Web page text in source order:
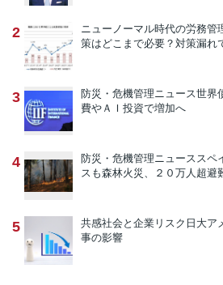
2 ニューノーマル時代の労務管
策はどこまで必要？対策漏れ
3 防災・危機管理ニュース世界
費やＡＩ投資で増加へ
4 防災・危機管理ニューススペ
スも森林火災、２０万人超避
5 共感社会と企業リスク 日大ア
事の影響